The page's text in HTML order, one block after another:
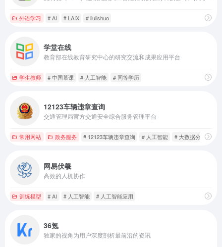
外语学习 # AI # LAIX # liulishuo
学堂在线
教育部在线教育研究中心的研究交流和成果应用平台
学生教师 # 中国慕课 # 人工智能 # 同等学历
12123车辆违章查询
交通管理局官方交通安全综合服务管理平台
常用网站 政务服务 # 12123车辆违章查询 # 人工智能 # 大数据分析
网易伏羲
高效的人机协作
训练模型 # AI # 人工智能 # 人工智能应用
36氪
独家的视角为用户深度剖析最前沿的资讯